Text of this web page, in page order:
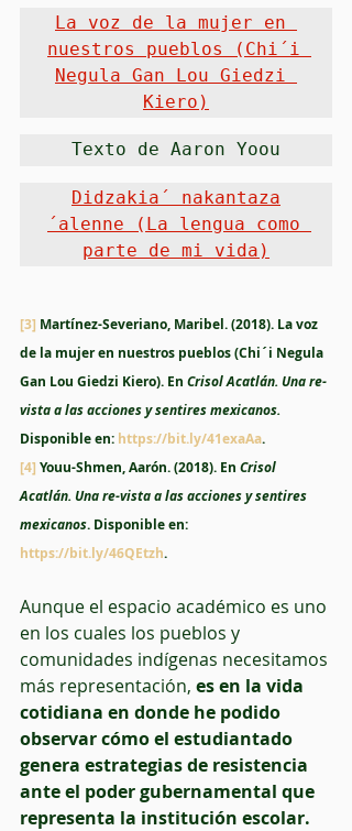
La voz de la mujer en
nuestros pueblos (Chi´i
Negula Gan Lou Giedzi
Kiero)
Texto de Aaron Yoou
Didzakia´ nakantaza
´alenne (La lengua como
parte de mi vida)
[3] Martínez-Severiano, Maribel. (2018). La voz
de la mujer en nuestros pueblos (Chi´i Negula
Gan Lou Giedzi Kiero). En Crisol Acatlán. Una re-
vista a las acciones y sentires mexicanos.
Disponible en: https://bit.ly/41exaAa.
[4] Youu-Shmen, Aarón. (2018). En Crisol
Acatlán. Una re-vista a las acciones y sentires
mexicanos. Disponible en:
https://bit.ly/46QEtzh.
Aunque el espacio académico es uno
en los cuales los pueblos y
comunidades indígenas necesitamos
más representación, es en la vida
cotidiana en donde he podido
observar cómo el estudiantado
genera estrategias de resistencia
ante el poder gubernamental que
representa la institución escolar.